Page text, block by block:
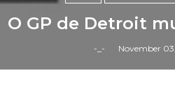
O GP de Detroit
-_- November